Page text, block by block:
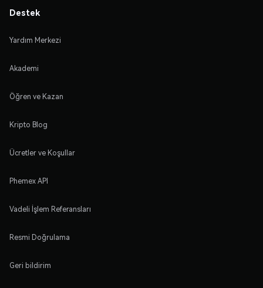
Destek
Yardım Merkezi
Akademi
Öğren ve Kazan
Kripto Blog
Ücretler ve Koşullar
Phemex API
Vadeli İşlem Referansları
Resmi Doğrulama
Geri bildirim